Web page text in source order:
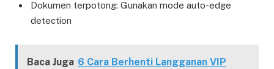
Dokumen terpotong: Gunakan mode auto-edge
detection
Baca Juga 6 Cara Berhenti Langganan VIP